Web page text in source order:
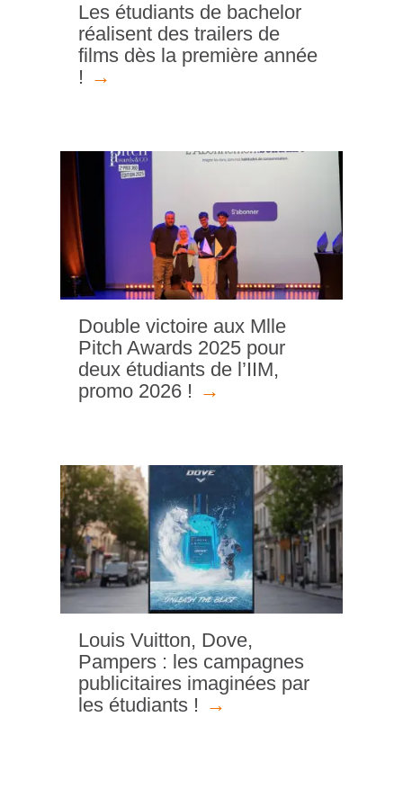
Les étudiants de bachelor
réalisent des trailers de
films dès la première année
!
Double victoire aux Mlle
Pitch Awards 2025 pour
deux étudiants de l’IIM,
promo 2026 !
Louis Vuitton, Dove,
Pampers : les campagnes
publicitaires imaginées par
les étudiants !